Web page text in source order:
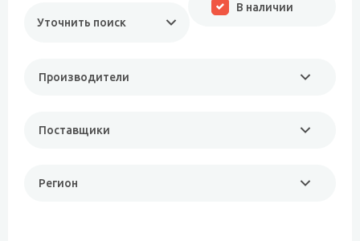
Уточнить поиск
Производители
Поставщики
Регион
В наличии